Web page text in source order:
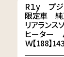
R１y プジ
限定車 純
リアラン
ヒーター
Ｗ【188】